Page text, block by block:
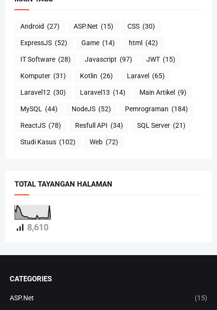
Android (27) ASP.Net (15) CSS (30)
ExpressJS (52) Game (14) html (42)
IT Software (28) Javascript (97) JWT (15)
Komputer (31) Kotlin (26) Laravel (65)
Laravel12 (30) Laravel13 (14) Main Artikel (9)
MySQL (44) NodeJS (52) Pemrograman (184)
ReactJS (78) Resfull API (34) SQL Server (21)
Studi Kasus (102) Web (72)
TOTAL TAYANGAN HALAMAN
8,610
CATEGORIES
ASP.Net (15)